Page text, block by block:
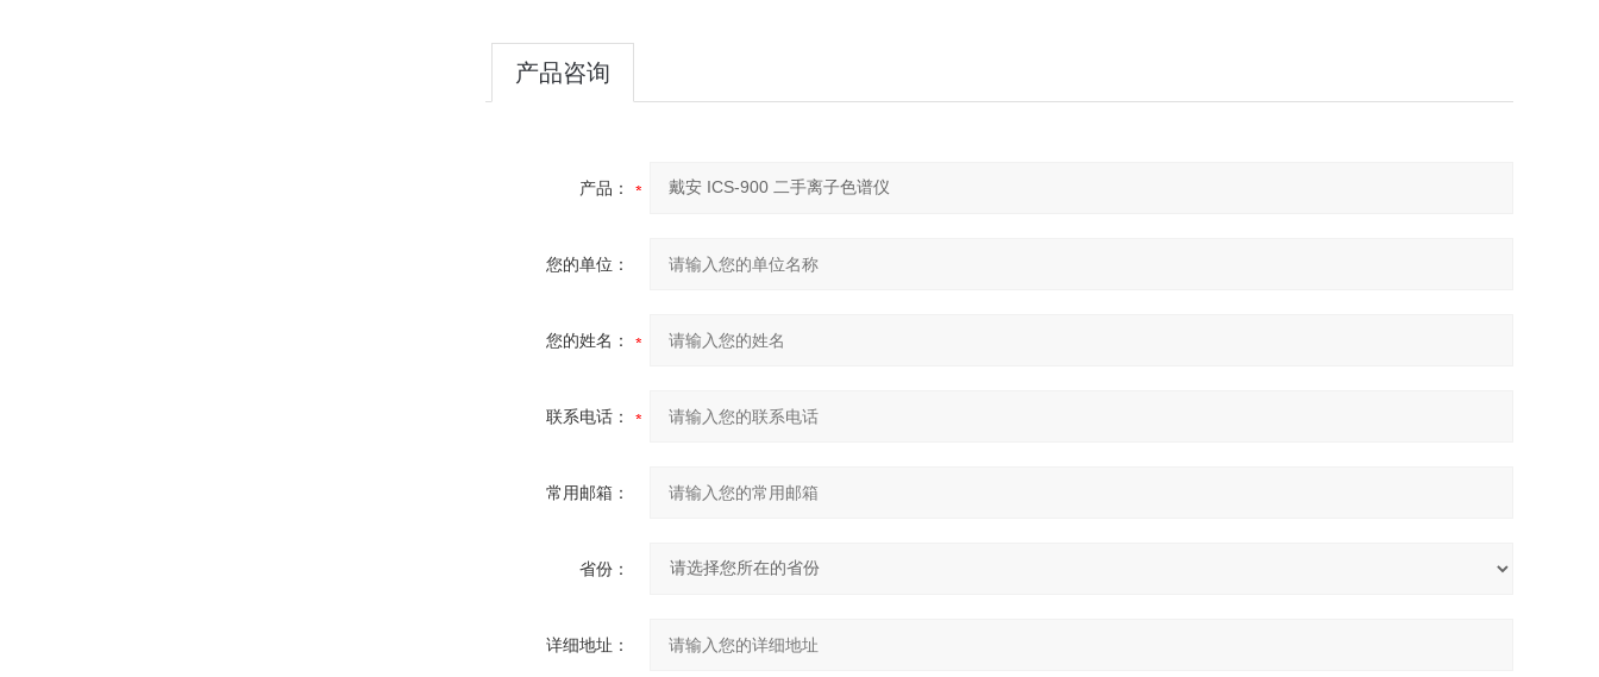
产品咨询
产品：
您的单位：
您的姓名：
联系电话：
常用邮箱：
省份：
详细地址：